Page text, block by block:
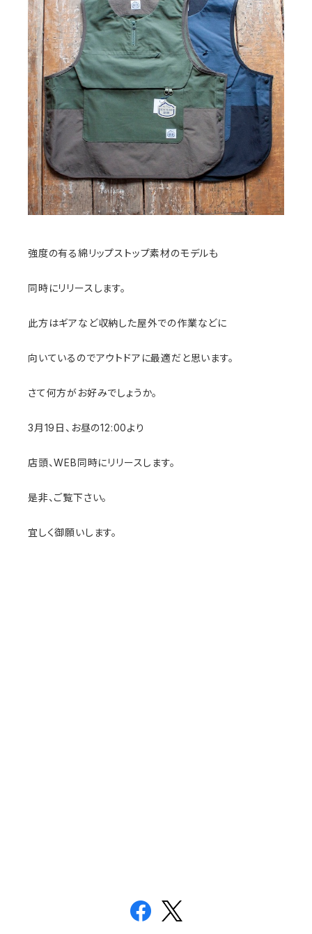
強度の有る綿リップストップ素材のモデルも
同時にリリースします。
此方はギアなど収納した屋外での作業などに
向いているのでアウトドアに最適だと思います。
さて何方がお好みでしょうか。
3月19日、お昼の12:00より
店頭、WEB同時にリリースします。
是非、ご覧下さい。
宜しく御願いします。